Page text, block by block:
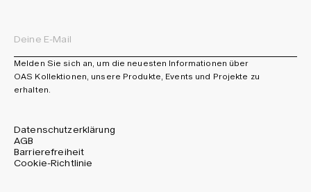
Melden Sie sich an, um die neuesten Informationen über
OAS Kollektionen, unsere Produkte, Events und Projekte zu
erhalten.
Datenschutzerklärung
AGB
Barrierefreiheit
Cookie-Richtlinie